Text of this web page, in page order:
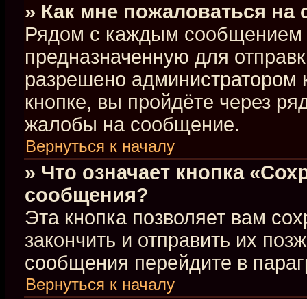
» Как мне пожаловаться
Рядом с каждым сообщением
предназначенную для
разрешено
кнопке, вы пройдёте через
жалобы на сообщение.
Вернуться к началу
» Что означает кнопка
сообщения?
Эта кнопка позволяет вам
закончить и отправить их
сообщения перейдите в
Вернуться к началу